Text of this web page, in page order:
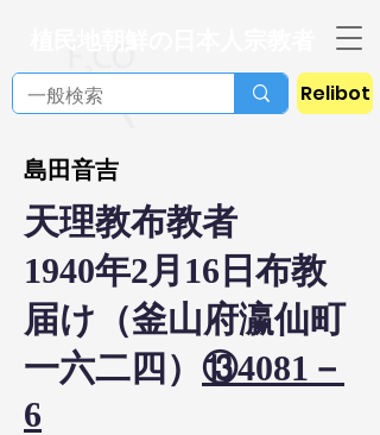
Relibot
島田音吉
天理教布教者
1940年2月16日布教
届け（釜山府瀛仙町
一六二四） ⑬4081－
6